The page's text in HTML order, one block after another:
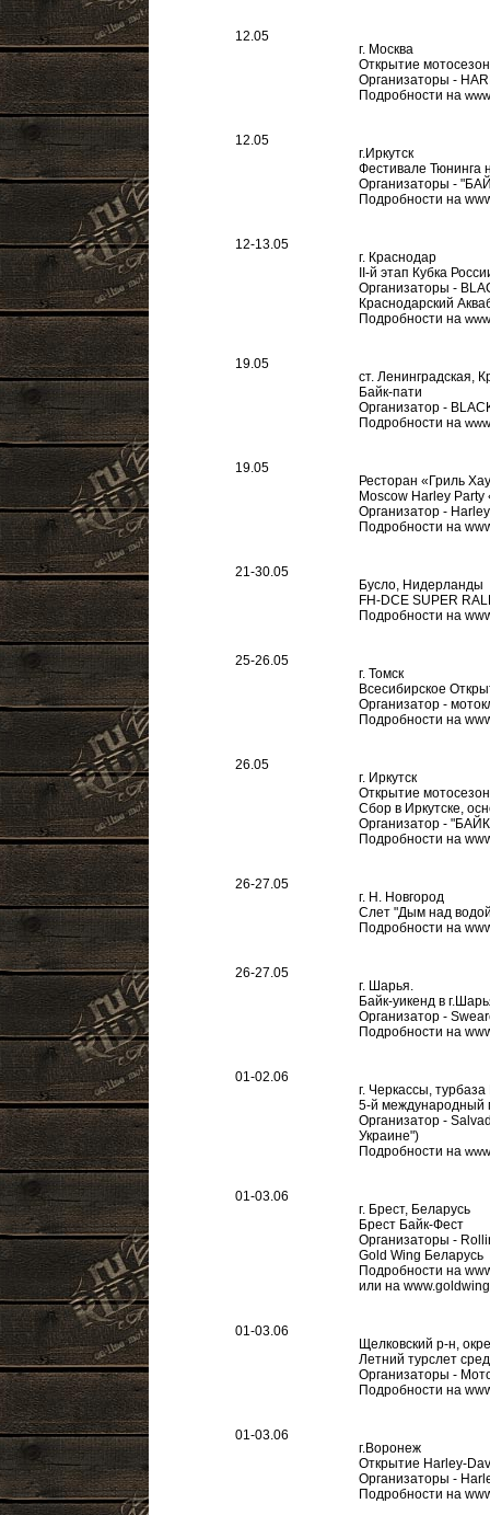
12.05
г. Москва
Открытие
Организаторы -
Подробности на
12.05
г.Иркутск
Фестивале Тюнинга
Организаторы -
Подробности на
12-13.05
г. Краснодар
II-й этап Кубка
Организаторы -
Краснодарский
Подробности на
19.05
ст. Ленинградская,
Байк-пати
Организатор -
Подробности на
19.05
Ресторан «Гриль
Moscow Harley
Организатор -
Подробности на
21-30.05
Бусло, Нидерланды
FH-DCE SUPER
Подробности на
25-26.05
г. Томск
Всесибирское
Организатор -
Подробности на
26.05
г. Иркутск
Открытие
Сбор в Иркутске,
Организатор -
Подробности на
26-27.05
г. Н. Новгород
Слет "Дым над
Подробности на
26-27.05
г. Шарья.
Байк-уикенд в
Организатор -
Подробности на
01-02.06
г. Черкассы,
5-й международный
Организатор -
Украине")
Подробности на
01-03.06
г. Брест, Беларусь
Брест Байк-Фест
Организаторы -
Gold Wing Беларусь
Подробности на
или на
01-03.06
Щелковский р-н,
Летний турслет
Организаторы -
Подробности на
01-03.06
г.Воронеж
Открытие Harley-
Организаторы -
Подробности на